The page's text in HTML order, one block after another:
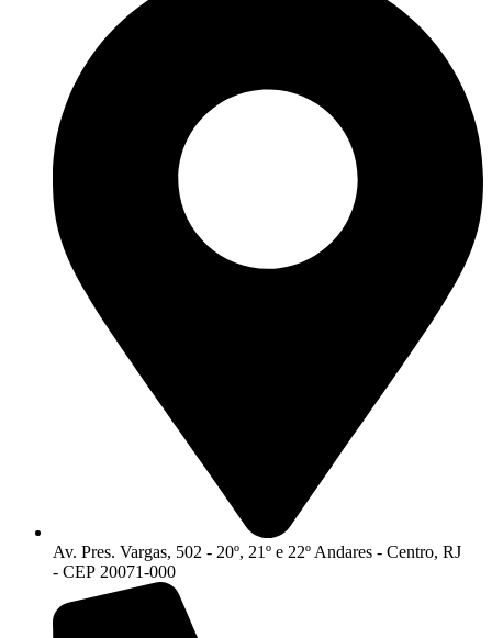
Av. Pres. Vargas, 502 - 20º, 21º e 22º Andares - Centro, RJ
- CEP 20071-000